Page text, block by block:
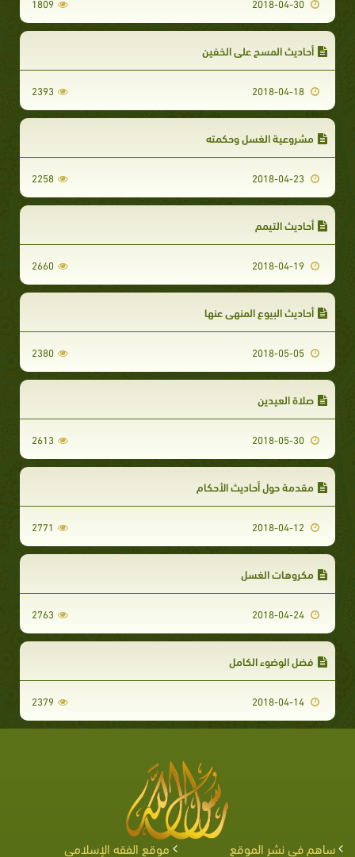
1809
أحاديث المسح على الخفين
2393
مشروعية الغسل وحكمته
2258
أحاديث التيمم
2660
أحاديث البيوع المنهي عنها
2380
صلاة العيدين
2613
مقدمة حول أحاديث الأحكام
2771
مكروهات الغسل
2763
فضل الوضوء الكامل
2379
ساهم في نشر الموقع موقع الفقه الإسلامي